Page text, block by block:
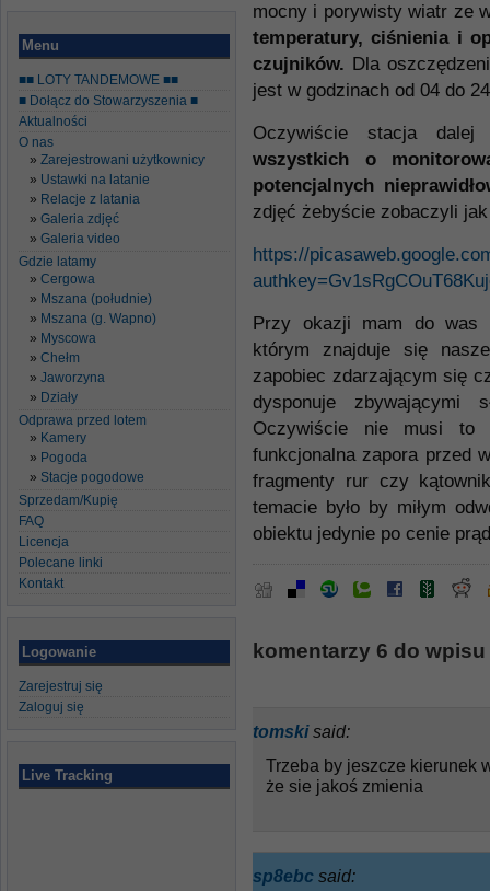
Menu
■■ LOTY TANDEMOWE ■■
■ Dołącz do Stowarzyszenia ■
Aktualności
O nas
Zarejestrowani użytkownicy
Ustawki na latanie
Relacje z latania
Galeria zdjęć
Galeria video
Gdzie latamy
Cergowa
Mszana (południe)
Mszana (g. Wapno)
Myscowa
Chełm
Jaworzyna
Działy
Odprawa przed lotem
Kamery
Pogoda
Stacje pogodowe
Sprzedam/Kupię
FAQ
Licencja
Polecane linki
Kontakt
Logowanie
Zarejestruj się
Zaloguj się
Live Tracking
mocny i porywisty wiatr ze
temperatury, ciśnienia i
czujników. Dla
jest w godzinach od 04 do
Oczywiście stacja
wszystkich o
potencjalnych
zdjęć żebyście zobaczyli
https://
Przy okazji mam do was
którym znajduje się
zapobiec zdarzającym się
dysponuje zbywającymi
Oczywiście nie musi to
funkcjonalna zapora przed
fragmenty rur czy
temacie było by miłym
obiektu jedynie po cenie
komentarzy 6 do
tomski said:
Trzeba by jeszcze kierunek
że sie jakoś zmienia
sp8ebc said: